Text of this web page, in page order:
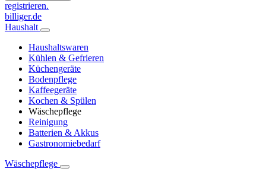
registrieren.
billiger.de
Haushalt
Haushaltswaren
Kühlen & Gefrieren
Küchengeräte
Bodenpflege
Kaffeegeräte
Kochen & Spülen
Wäschepflege
Reinigung
Batterien & Akkus
Gastronomiebedarf
Wäschepflege